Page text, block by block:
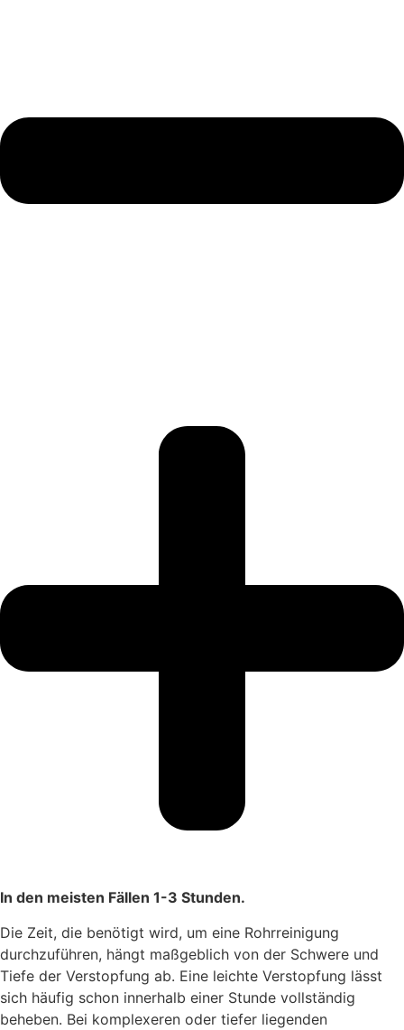
In den meisten Fällen 1-3 Stunden.
Die Zeit, die benötigt wird, um eine Rohrreinigung
durchzuführen, hängt maßgeblich von der Schwere und
Tiefe der Verstopfung ab. Eine leichte Verstopfung lässt
sich häufig schon innerhalb einer Stunde vollständig
beheben. Bei komplexeren oder tiefer liegenden